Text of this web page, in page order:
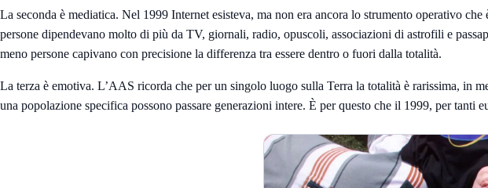
La seconda è mediatica. Nel 1999 Internet esisteva, ma non era ancora lo strumento operativo
persone dipendevano molto di più da TV, giornali, radio, opuscoli, associazioni di astrofili e
meno persone capivano con precisione la differenza tra essere dentro o fuori dalla totalità.
La terza è emotiva. L’AAS ricorda che per un singolo luogo sulla Terra la totalità è rarissima, in
una popolazione specifica possono passare generazioni intere. È per questo che il 1999, per